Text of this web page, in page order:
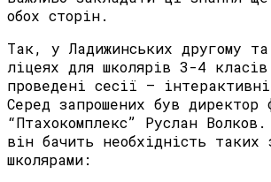
обох сторін.
Так, у Ладижинських другому та
ліцеях для школярів 3-4
проведені сесії –
Серед запрошених був директор
“Птахокомплекс” Руслан
він бачить необхідність таких
школярами: